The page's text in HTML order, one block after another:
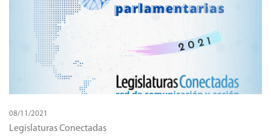
08/11/2021
Legislaturas Conectadas